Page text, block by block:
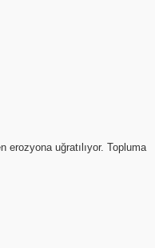
uğratılıyor. Topluma